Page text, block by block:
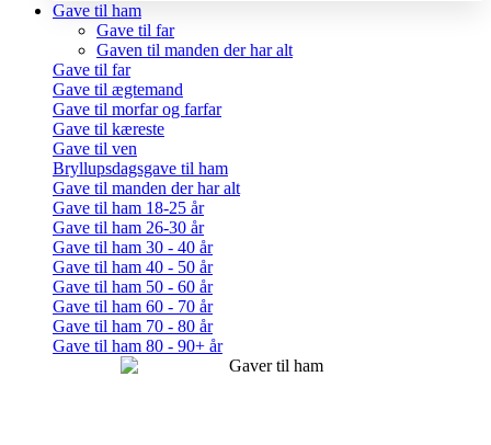
Gave til ham
Gave til far
Gaven til manden der har alt
Gave til far
Gave til ægtemand
Gave til morfar og farfar
Gave til kæreste
Gave til ven
Bryllupsdagsgave til ham
Gave til manden der har alt
Gave til ham 18-25 år
Gave til ham 26-30 år
Gave til ham 30 - 40 år
Gave til ham 40 - 50 år
Gave til ham 50 - 60 år
Gave til ham 60 - 70 år
Gave til ham 70 - 80 år
Gave til ham 80 - 90+ år